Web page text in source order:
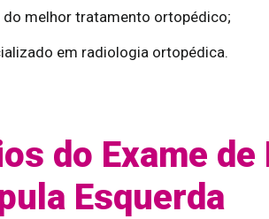
do melhor tratamento ortopédico;
em radiologia ortopédica.
do Exame de
Esquerda